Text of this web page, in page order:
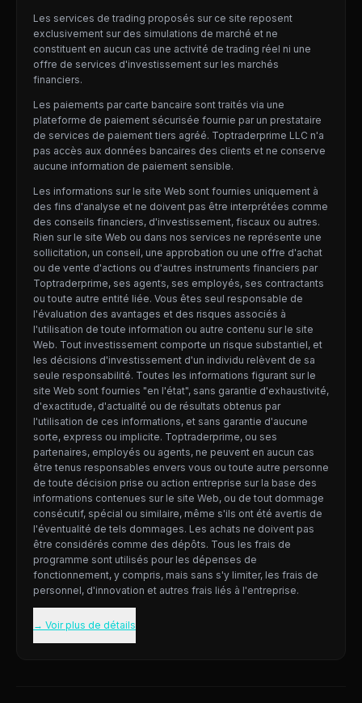
Les services de trading proposés sur ce site reposent
exclusivement sur des simulations de marché et ne
constituent en aucun cas une activité de trading réel ni une
offre de services d'investissement sur les marchés
financiers.
Les paiements par carte bancaire sont traités via une
plateforme de paiement sécurisée fournie par un prestataire
de services de paiement tiers agréé. Toptraderprime LLC n'a
pas accès aux données bancaires des clients et ne conserve
aucune information de paiement sensible.
Les informations sur le site Web sont fournies uniquement à
des fins d'analyse et ne doivent pas être interprétées comme
des conseils financiers, d'investissement, fiscaux ou autres.
Rien sur le site Web ou dans nos services ne représente une
sollicitation, un conseil, une approbation ou une offre d'achat
ou de vente d'actions ou d'autres instruments financiers par
Toptraderprime, ses agents, ses employés, ses contractants
ou toute autre entité liée. Vous êtes seul responsable de
l'évaluation des avantages et des risques associés à
l'utilisation de toute information ou autre contenu sur le site
Web. Tout investissement comporte un risque substantiel, et
les décisions d'investissement d'un individu relèvent de sa
seule responsabilité. Toutes les informations figurant sur le
site Web sont fournies "en l'état", sans garantie d'exhaustivité,
d'exactitude, d'actualité ou de résultats obtenus par
l'utilisation de ces informations, et sans garantie d'aucune
sorte, express ou implicite. Toptraderprime, ou ses
partenaires, employés ou agents, ne peuvent en aucun cas
être tenus responsables envers vous ou toute autre personne
de toute décision prise ou action entreprise sur la base des
informations contenues sur le site Web, ou de tout dommage
consécutif, spécial ou similaire, même s'ils ont été avertis de
l'éventualité de tels dommages. Les achats ne doivent pas
être considérés comme des dépôts. Tous les frais de
programme sont utilisés pour les dépenses de
fonctionnement, y compris, mais sans s'y limiter, les frais de
personnel, d'innovation et autres frais liés à l'entreprise.
→ Voir plus de détails